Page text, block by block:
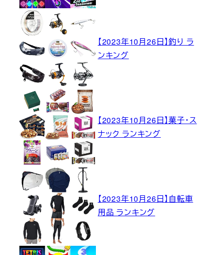
【2023年10月26日】釣り ラ
ンキング
【2023年10月26日】菓子・ス
ナック ランキング
【2023年10月26日】自転車
用品 ランキング